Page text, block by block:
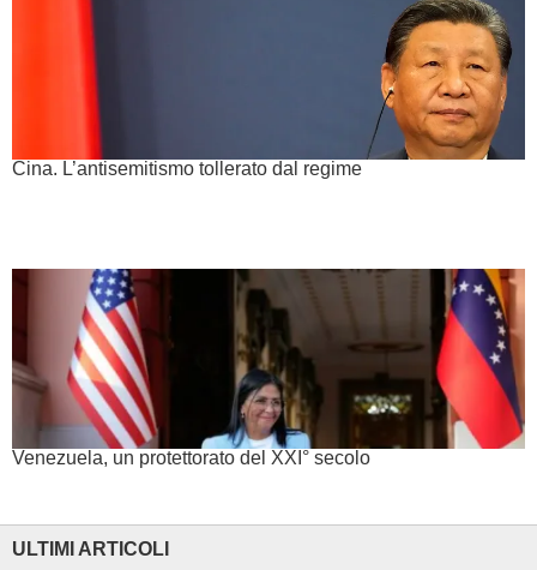
Cina. L’antisemitismo tollerato dal regime
Venezuela, un protettorato del XXI° secolo
ULTIMI ARTICOLI